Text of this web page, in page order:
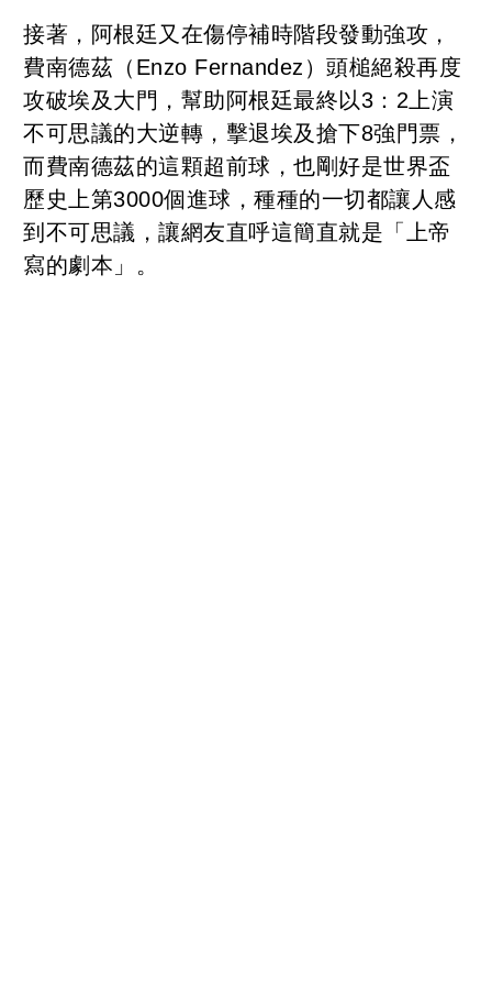
接著，阿根廷又在傷停補時階段發動強攻，
費南德茲（Enzo Fernandez）頭槌絕殺再度
攻破埃及大門，幫助阿根廷最終以3：2上演
不可思議的大逆轉，擊退埃及搶下8強門票，
而費南德茲的這顆超前球，也剛好是世界盃
歷史上第3000個進球，種種的一切都讓人感
到不可思議，讓網友直呼這簡直就是「上帝
寫的劇本」。